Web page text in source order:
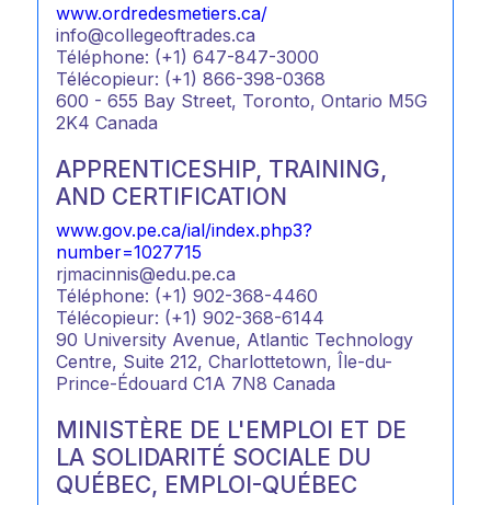
www.ordredesmetiers.ca/
info@collegeoftrades.ca
Téléphone: (+1) 647-847-3000
Télécopieur: (+1) 866-398-0368
600 - 655 Bay Street, Toronto, Ontario M5G
2K4 Canada
APPRENTICESHIP, TRAINING,
AND CERTIFICATION
www.gov.pe.ca/ial/index.php3?
number=1027715
rjmacinnis@edu.pe.ca
Téléphone: (+1) 902-368-4460
Télécopieur: (+1) 902-368-6144
90 University Avenue, Atlantic Technology
Centre, Suite 212, Charlottetown, Île-du-
Prince-Édouard C1A 7N8 Canada
MINISTÈRE DE L'EMPLOI ET DE
LA SOLIDARITÉ SOCIALE DU
QUÉBEC, EMPLOI-QUÉBEC